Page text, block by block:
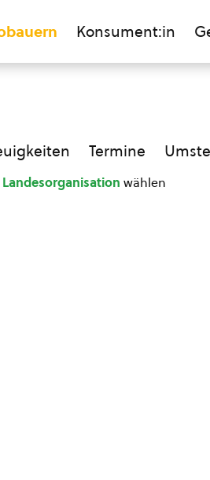
Konsument:in
Termine
Landesorganisation wählen